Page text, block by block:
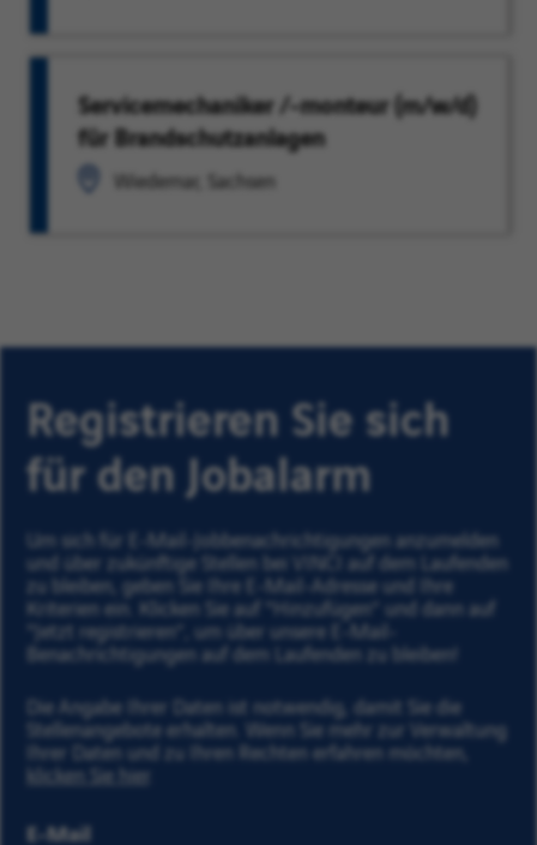
Servicemechaniker /-monteur (m/w/d)
für Brandschutzanlagen
Wiedemar, Sachsen
Registrieren Sie sich
für den Jobalarm
Um sich für E-Mail-Jobbenachrichtigungen anzumelden
und über zukünftige Stellen bei VINCI auf dem Laufenden
zu bleiben, geben Sie Ihre E-Mail-Adresse und Ihre
Kriterien ein. Klicken Sie auf "Hinzufügen” und dann auf
"Jetzt registrieren”, um über unsere E-Mail-
Benachrichtigungen auf dem Laufenden zu bleiben!
Die Angabe Ihrer Daten ist notwendig, damit Sie die
Stellenangebote erhalten. Wenn Sie mehr zur Verwaltung
Ihrer Daten und zu Ihren Rechten erfahren möchten,
klicken Sie hier
E-Mail